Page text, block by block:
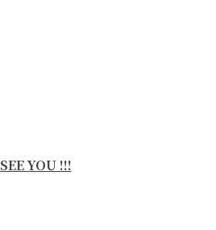
SEE YOU !!!